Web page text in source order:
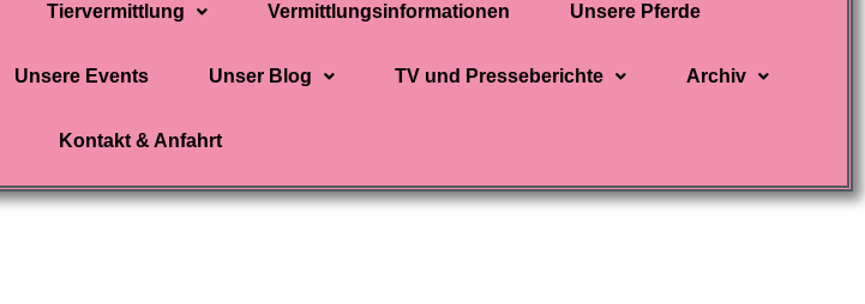
Tiervermittlung Vermittlungsinformationen Unsere Pferde
Unsere Events Unser Blog TV und Presseberichte Archiv
Kontakt & Anfahrt